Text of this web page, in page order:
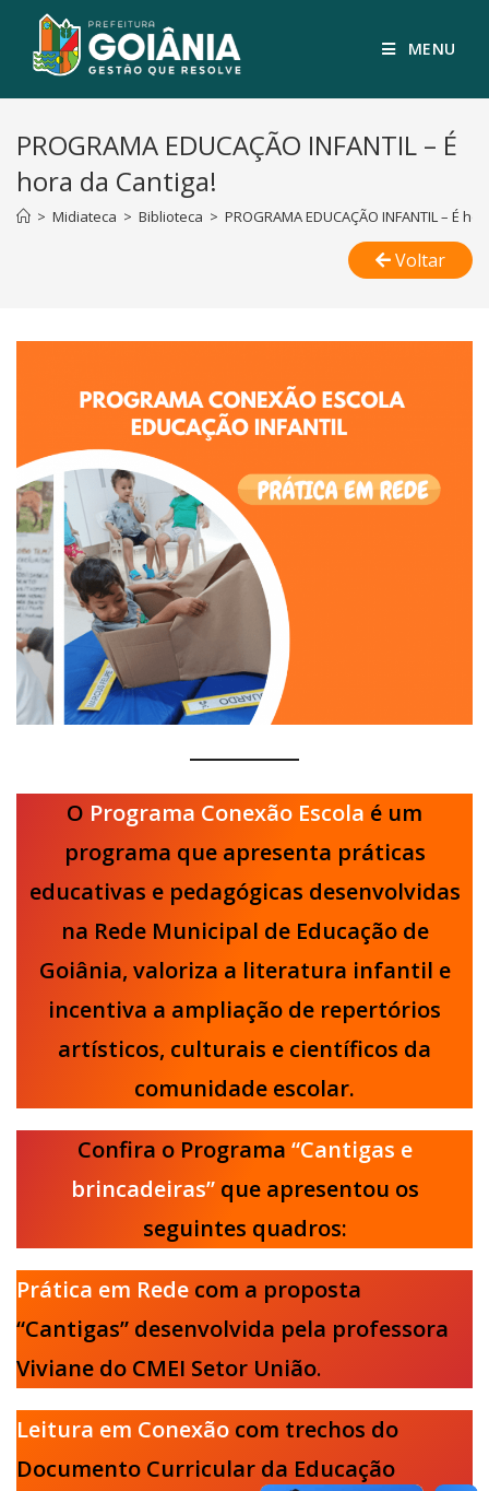
MENU
PROGRAMA EDUCAÇÃO INFANTIL – É
hora da Cantiga!
> Midiateca > Biblioteca > PROGRAMA EDUCAÇÃO INFANTIL – É
Voltar
O Programa Conexão Escola é um
programa que apresenta práticas
educativas e pedagógicas desenvolvidas
na Rede Municipal de Educação de
Goiânia, valoriza a literatura infantil e
incentiva a ampliação de repertórios
artísticos, culturais e científicos da
comunidade escolar.
Confira o Programa “Cantigas e
brincadeiras”que apresentou os
seguintes quadros:
Prática em Rede com a proposta
“Cantigas” desenvolvida pela professora
Viviane do CMEI Setor União.
Leitura em Conexão com trechos do
Documento Curricular da Educação